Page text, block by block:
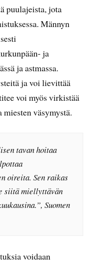
puulajeista, jota
Männyn
ja
ja astmassa.
ja voi lievittää
voi myös virkistää
väsymystä.
tavan hoitaa
oireita. Sen raikas
siitä miellyttävän
Suomen
voidaan